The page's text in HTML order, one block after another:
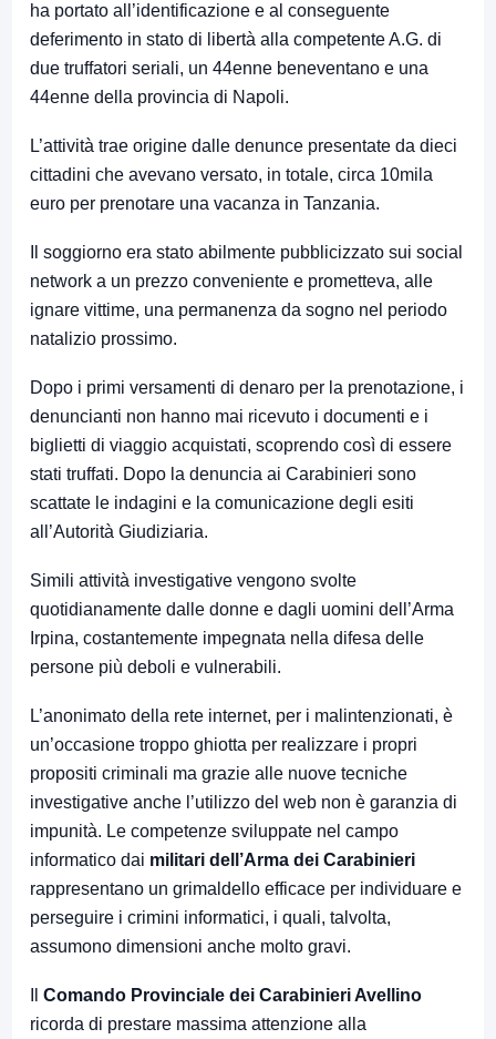
ha portato all’identificazione e al conseguente
deferimento in stato di libertà alla competente A.G. di
due truffatori seriali, un 44enne beneventano e una
44enne della provincia di Napoli.
L’attività trae origine dalle denunce presentate da dieci
cittadini che avevano versato, in totale, circa 10mila
euro per prenotare una vacanza in Tanzania.
Il soggiorno era stato abilmente pubblicizzato sui social
network a un prezzo conveniente e prometteva, alle
ignare vittime, una permanenza da sogno nel periodo
natalizio prossimo.
Dopo i primi versamenti di denaro per la prenotazione, i
denuncianti non hanno mai ricevuto i documenti e i
biglietti di viaggio acquistati, scoprendo così di essere
stati truffati. Dopo la denuncia ai Carabinieri sono
scattate le indagini e la comunicazione degli esiti
all’Autorità Giudiziaria.
Simili attività investigative vengono svolte
quotidianamente dalle donne e dagli uomini dell’Arma
Irpina, costantemente impegnata nella difesa delle
persone più deboli e vulnerabili.
L’anonimato della rete internet, per i malintenzionati, è
un’occasione troppo ghiotta per realizzare i propri
propositi criminali ma grazie alle nuove tecniche
investigative anche l’utilizzo del web non è garanzia di
impunità. Le competenze sviluppate nel campo
informatico dai militari dell’Arma dei Carabinieri
rappresentano un grimaldello efficace per individuare e
perseguire i crimini informatici, i quali, talvolta,
assumono dimensioni anche molto gravi.
Comando Provinciale dei Carabinieri Avellino
ricorda di prestare massima attenzione alla